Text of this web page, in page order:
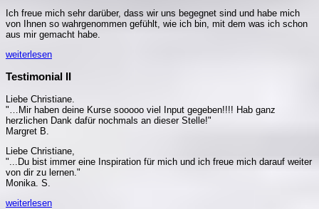
Ich freue mich sehr darüber, dass wir uns begegnet sind und habe mich
von Ihnen so wahrgenommen gefühlt, wie ich bin, mit dem was ich schon
aus mir gemacht habe.
weiterlesen
Testimonial II
Liebe Christiane.
"…Mir haben deine Kurse sooooo viel Input gegeben!!!! Hab ganz
herzlichen Dank dafür nochmals an dieser Stelle!"
Margret B.
Liebe Christiane,
"...Du bist immer eine Inspiration für mich und ich freue mich darauf weiter
von dir zu lernen."
Monika. S.
weiterlesen